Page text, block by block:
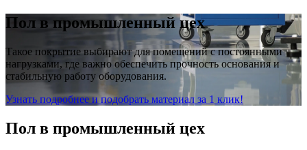
Пол в промышленный цех
Такое покрытие выбирают для помещений с постоянными
нагрузками, где важно обеспечить прочность основания и
стабильную работу оборудования.
Узнать подробнее и подобрать материал за 1 клик!
Пол в промышленный цех